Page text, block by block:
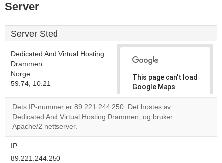
Server
Server Sted
Dedicated And Virtual Hosting
Drammen
Norge
59.74, 10.21
This page can't load
Google Maps
correctly.
Do you
Dets IP-nummer er 89.221.244.250. Det hostes av
Dedicated And Virtual Hosting Drammen, og bruker
Apache/2 nettserver.
IP:
89.221.244.250